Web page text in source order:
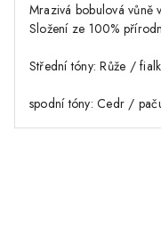
Mrazivá bobulová vůně
Složení ze 100%
Střední tóny: Růže /
spodní tóny: Cedr /